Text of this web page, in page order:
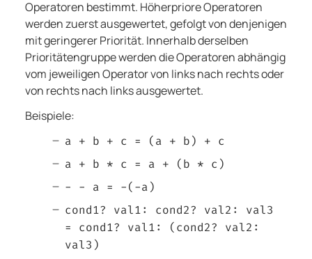
Operatoren bestimmt. Höherpriore Operatoren
werden zuerst ausgewertet, gefolgt von denjenigen
mit geringerer Priorität. Innerhalb derselben
Prioritätengruppe werden die Operatoren abhängig
vom jeweiligen Operator von links nach rechts oder
von rechts nach links ausgewertet.
Beispiele:
a + b + c = (a + b) + c
a + b * c = a + (b * c)
- - a = -(-a)
cond1? val1: cond2? val2: val3
= cond1? val1: (cond2? val2:
val3)